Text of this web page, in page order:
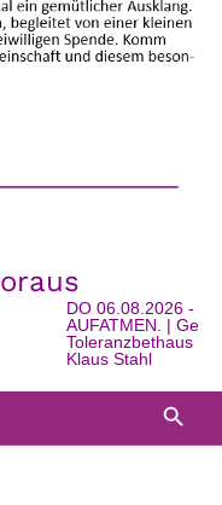
DO 06.08.2026 -
AUFATMEN. |
Toleranzbethaus in
Klaus Stahl